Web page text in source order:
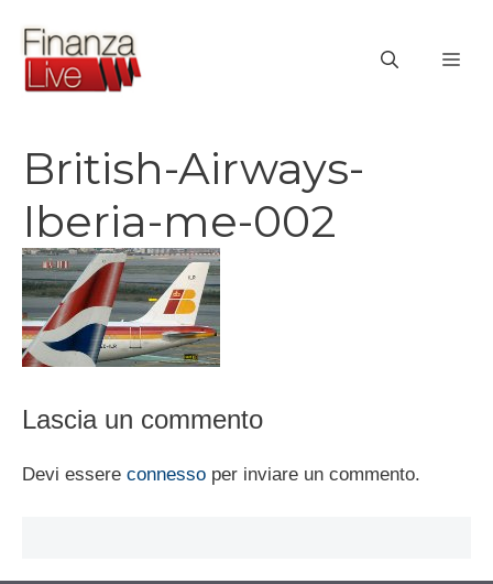
contenuto
British-Airways-
Iberia-me-002
Lascia un commento
Devi essere connesso per inviare un commento.